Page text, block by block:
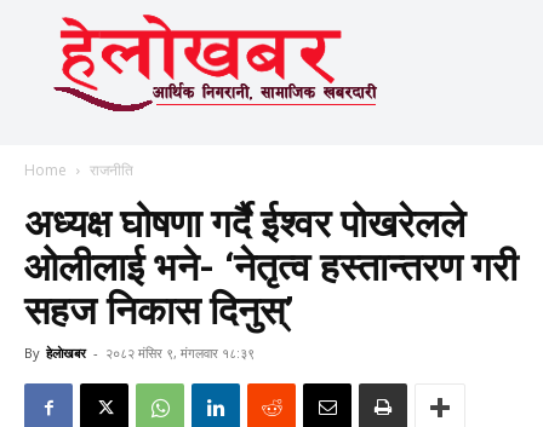
Home राजनीति
अध्यक्ष घोषणा गर्दै ईश्वर पोखरेलले
ओलीलाई भने- ‘नेतृत्व हस्तान्तरण गरी
सहज निकास दिनुस्’
By हेलाेखबर - २०८२ मंसिर ९, मंगलवार १८:३९